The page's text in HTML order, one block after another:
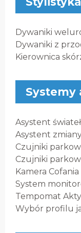
Dywaniki
Dywaniki z
Kierownica
Systemy
Asystent
Asystent
Czujniki
Czujniki
Kamera Cofania
System
Tempomat
Wybór profilu